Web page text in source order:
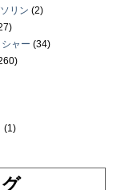
リン (2)
ャー (34)
(1)